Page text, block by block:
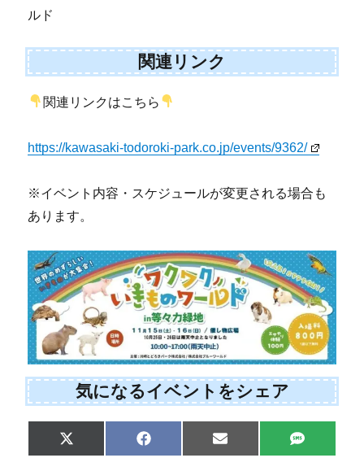
ルド
関連リンク
関連リンクはこちら
https://kawasaki-todoroki-park.co.jp/events/9362/
※イベント内容・スケジュールが変更される場合も
あります。
気になるイベントをシェア
Share
on
X
(
Share
on
F
a
Share
on
E
m
Share
on
S
M